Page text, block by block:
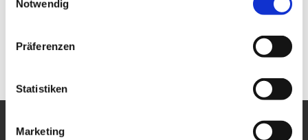
Notwendig
Präferenzen
Statistiken
Marketing